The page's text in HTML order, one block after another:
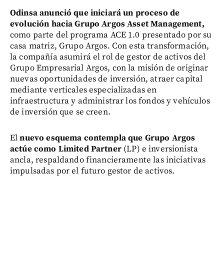
Odinsa anunció que iniciará un proceso de
evolución hacia Grupo Argos Asset Management,
como parte del programa ACE 1.0 presentado por su
casa matriz, Grupo Argos. Con esta transformación,
la compañía asumirá el rol de gestor de activos del
Grupo Empresarial Argos, con la misión de originar
nuevas oportunidades de inversión, atraer capital
mediante verticales especializadas en
infraestructura y administrar los fondos y vehículos
de inversión que se creen.
Elnuevo esquema contempla que Grupo Argos
actúe como Limited Partner (LP) e inversionista
ancla, respaldando financieramente las iniciativas
impulsadas por el futuro gestor de activos.